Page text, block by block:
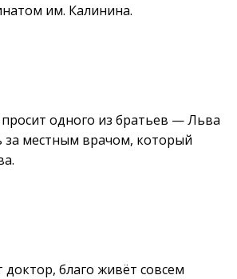
им. Калинина.
одного из братьев — Льва
за местным врачом, который
благо живёт совсем